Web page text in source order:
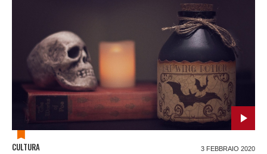
CULTURA 3 FEBBRAIO 2020